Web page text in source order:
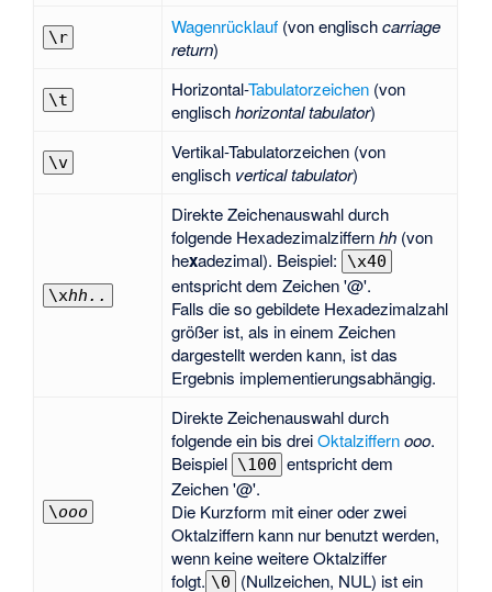
\r Wagenrücklauf(von englischcarriage
return)
\t Horizontal-Tabulatorzeichen(von
englischhorizontal tabulator)
\v
Vertikal-Tabulatorzeichen (von
englisch vertical tabulator)
\xhh..
Direkte Zeichenauswahl durch
folgende Hexadezimalziffernhh(von
hexadezimal). Beispiel: \x40
entspricht dem Zeichen '@'.
Falls die so gebildete Hexadezimalzahl
größer ist, als in einem Zeichen
dargestellt werden kann, ist das
Ergebnis implementierungsabhängig.
\ooo
Direkte Zeichenauswahl durch
folgende ein bis dreiOktalziffernooo.
Beispiel \100 entspricht dem
Zeichen '@'.
Die Kurzform mit einer oder zwei
Oktalziffern kann nur benutzt werden,
wenn keine weitere Oktalziffer
folgt. \0 (Nullzeichen, NUL) ist ein